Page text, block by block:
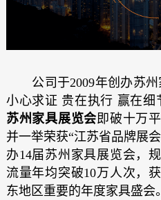
公司于2009年创办苏
小心求证 贵在执行 赢在细
苏州家具展览会 即破十万
并一举荣获“江苏省品牌展
办14届苏州家具展览会，
流量年均突破10万人次，
东地区重要的年度家具盛会。